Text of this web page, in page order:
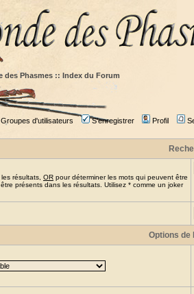
des Phasmes :: Index du Forum
Groupes d'utilisateurs S'enregistrer Profil
résultats, OR pour déterminer les mots qui peuvent être
présents dans les résultats. Utilisez * comme un joker
Options de